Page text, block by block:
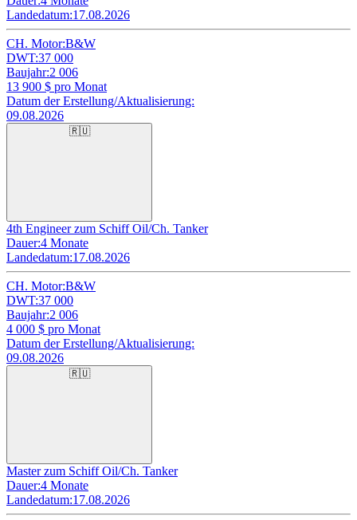
Landedatum:17.08.2026
CH. Motor:B&W
DWT:37 000
Baujahr:2 006
13 900 $ pro Monat
Datum der Erstellung/Aktualisierung:
09.08.2026
🇷🇺
4th Engineer zum Schiff Oil/Ch. Tanker
Dauer:4 Monate
Landedatum:17.08.2026
CH. Motor:B&W
DWT:37 000
Baujahr:2 006
4 000 $ pro Monat
Datum der Erstellung/Aktualisierung:
09.08.2026
🇷🇺
Master zum Schiff Oil/Ch. Tanker
Dauer:4 Monate
Landedatum:17.08.2026